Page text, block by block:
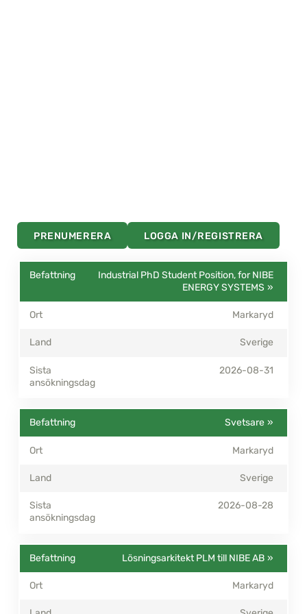
PRENUMERERA LOGGA IN/REGISTRERA
Industrial PhD Student Position, for NIBE
ENERGY SYSTEMS
Markaryd
Sverige
2026-08-31
Svetsare
Markaryd
Sverige
2026-08-28
Lösningsarkitekt PLM till NIBE AB
Markaryd